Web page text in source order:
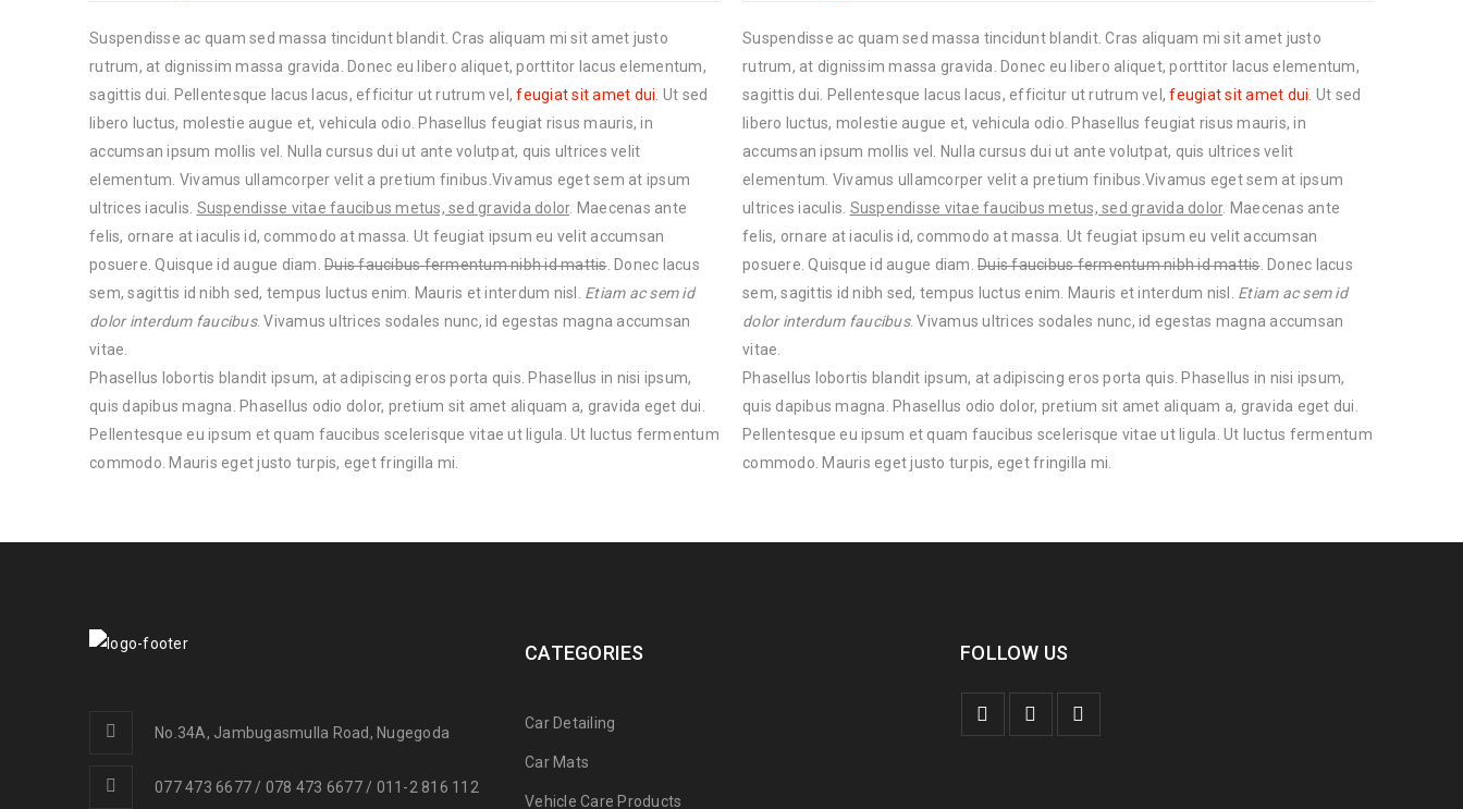
Suspendisse ac quam sed massa tincidunt blandit. Cras aliquam mi sit amet justo
rutrum, at dignissim massa gravida. Donec eu libero aliquet, porttitor lacus elementum,
sagittis dui. Pellentesque lacus lacus, efficitur ut rutrum vel, feugiat sit amet dui . Ut sed
libero luctus, molestie augue et, vehicula odio. Phasellus feugiat risus mauris, in
accumsan ipsum mollis vel. Nulla cursus dui ut ante volutpat, quis ultrices velit
elementum. Vivamus ullamcorper velit a pretium finibus.Vivamus eget sem at ipsum
ultrices iaculis. Suspendisse vitae faucibus metus, sed gravida dolor. Maecenas ante
felis, ornare at iaculis id, commodo at massa. Ut feugiat ipsum eu velit accumsan
posuere. Quisque id augue diam. Duis faucibus fermentum nibh id mattis. Donec lacus
sem, sagittis id nibh sed, tempus luctus enim. Mauris et interdum nisl. Etiam ac sem id
dolor interdum faucibus. Vivamus ultrices sodales nunc, id egestas magna accumsan
vitae.
Phasellus lobortis blandit ipsum, at adipiscing eros porta quis. Phasellus in nisi ipsum,
quis dapibus magna. Phasellus odio dolor, pretium sit amet aliquam a, gravida eget dui.
Pellentesque eu ipsum et quam faucibus scelerisque vitae ut ligula. Ut luctus fermentum
commodo. Mauris eget justo turpis, eget fringilla mi.
Suspendisse ac quam sed massa tincidunt blandit. Cras aliquam mi sit amet justo
rutrum, at dignissim massa gravida. Donec eu libero aliquet, porttitor lacus elementum,
sagittis dui. Pellentesque lacus lacus, efficitur ut rutrum vel, feugiat sit amet dui . Ut sed
libero luctus, molestie augue et, vehicula odio. Phasellus feugiat risus mauris, in
accumsan ipsum mollis vel. Nulla cursus dui ut ante volutpat, quis ultrices velit
elementum. Vivamus ullamcorper velit a pretium finibus.Vivamus eget sem at ipsum
ultrices iaculis. Suspendisse vitae faucibus metus, sed gravida dolor. Maecenas ante
felis, ornare at iaculis id, commodo at massa. Ut feugiat ipsum eu velit accumsan
posuere. Quisque id augue diam. Duis faucibus fermentum nibh id mattis. Donec lacus
sem, sagittis id nibh sed, tempus luctus enim. Mauris et interdum nisl. Etiam ac sem id
dolor interdum faucibus. Vivamus ultrices sodales nunc, id egestas magna accumsan
vitae.
Phasellus lobortis blandit ipsum, at adipiscing eros porta quis. Phasellus in nisi ipsum,
quis dapibus magna. Phasellus odio dolor, pretium sit amet aliquam a, gravida eget dui.
Pellentesque eu ipsum et quam faucibus scelerisque vitae ut ligula. Ut luctus fermentum
commodo. Mauris eget justo turpis, eget fringilla mi.
No.34A, Jambugasmulla Road, Nugegoda
077 473 6677 / 078 473 6677 / 011-2 816 112
CATEGORIES
Car Detailing
Car Mats
Vehicle Care Products
FOLLOW US